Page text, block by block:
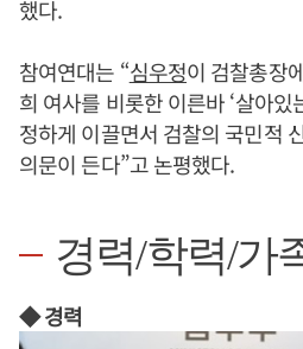
했다.
참여연대는 “심우정이 검찰총장
희 여사를 비롯한 이른바 ‘살아있
정하게 이끌면서 검찰의 국민적
의문이 든다”고 논평했다.
경력/학력/가
◆ 경력